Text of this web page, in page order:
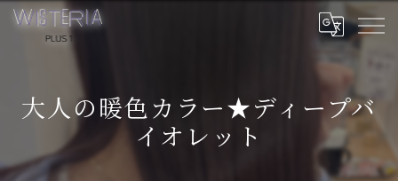
大人の暖色カラー★ディープバ
イオレット